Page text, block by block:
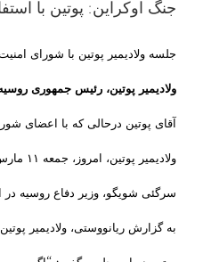
جنگ اوکراین: پوتین با
جلسه ولادیمیر پوتین با شورای
ولادیمیر پوتین، رئیس جمهوری
آقای پوتین درحالی که با اعضای
ولادیمیر پوتین، امروز، جمعه ۱۱ مارس، در حالی که دو هفته از حمله روسیه به اوکراین می‌گذرد از طریق کنفرانس ویدئویی با اعضای شورای امنیت روسیه جلسه داشت.
سرگئی شویگو، وزیر دفاع روسیه در این جلسه گفت که ” ۱۶ هزار درخواست پیوستن به نیروهای
به گزارش ریانووستی، ولادیمیر